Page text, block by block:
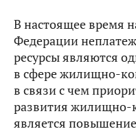
В настоящее время
Федерации
ресурсы являются
в сфере жилищно-
в связи с чем
развития жилищно-
является